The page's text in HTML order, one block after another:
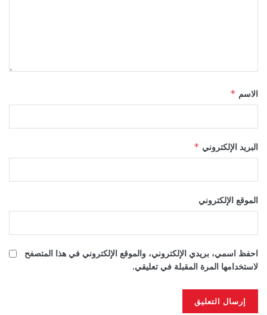
الاسم *
البريد الإلكتروني *
الموقع الإلكتروني
احفظ اسمي، بريدي الإلكتروني، والموقع الإلكتروني في هذا المتصفح
لاستخدامها المرة المقبلة في تعليقي.